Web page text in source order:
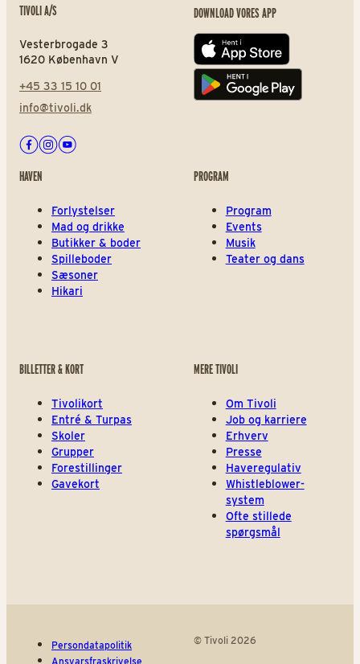
TIVOLI A/S
Vesterbrogade 3
1620 København V
+45 33 15 10 01
info@tivoli.dk
Facebook
Instagram
Youtube
DOWNLOAD VORES APP
App store
Play store
HAVEN
Forlystelser
Mad og drikke
Butikker & boder
Spilleboder
Sæsoner
Hikari
PROGRAM
Program
Events
Musik
Teater og dans
BILLETTER & KORT
Tivolikort
Entré & Turpas
Skoler
Grupper
Forestillinger
Gavekort
MERE TIVOLI
Om Tivoli
Job og karriere
Erhverv
Presse
Haveregulativ
Whistleblower-
system
Ofte stillede
spørgsmål
Persondatapolitik
Ansvarsfraskrivelse
© Tivoli 2026